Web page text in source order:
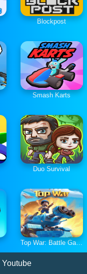
Blockpost
Smash Karts
Duo Survival
Top War: Battle Game
Youtube